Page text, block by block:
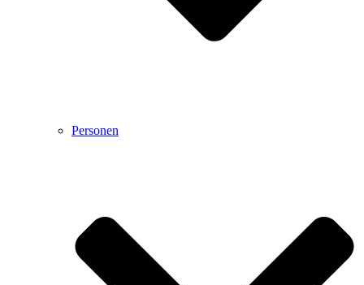
Personen